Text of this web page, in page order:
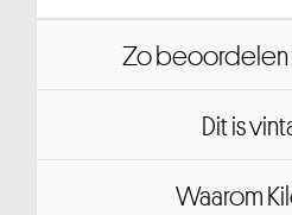
Zo beoordelen
Dit is
Waarom